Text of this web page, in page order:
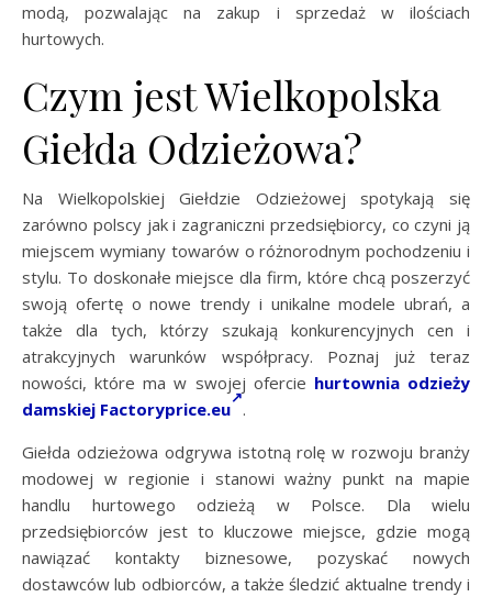
modą, pozwalając na zakup i sprzedaż w ilościach
hurtowych.
Czym jest Wielkopolska
Giełda Odzieżowa?
Na Wielkopolskiej Giełdzie Odzieżowej spotykają się
zarówno polscy jak i zagraniczni przedsiębiorcy, co czyni ją
miejscem wymiany towarów o różnorodnym pochodzeniu i
stylu. To doskonałe miejsce dla firm, które chcą poszerzyć
swoją ofertę o nowe trendy i unikalne modele ubrań, a
także dla tych, którzy szukają konkurencyjnych cen i
atrakcyjnych warunków współpracy. Poznaj już teraz
nowości, które ma w swojej ofercie hurtownia odzieży
damskiej Factoryprice.eu .
Giełda odzieżowa odgrywa istotną rolę w rozwoju branży
modowej w regionie i stanowi ważny punkt na mapie
handlu hurtowego odzieżą w Polsce. Dla wielu
przedsiębiorców jest to kluczowe miejsce, gdzie mogą
nawiązać kontakty biznesowe, pozyskać nowych
dostawców lub odbiorców, a także śledzić aktualne trendy i